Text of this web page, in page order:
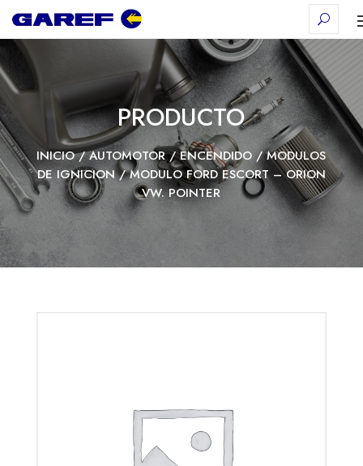
PRODUCTO
INICIO/AUTOMOTOR/ENCENDIDO /MODULOS
DE IGNICION/ MODULO FORD ESCORT – ORION
VW. POINTER